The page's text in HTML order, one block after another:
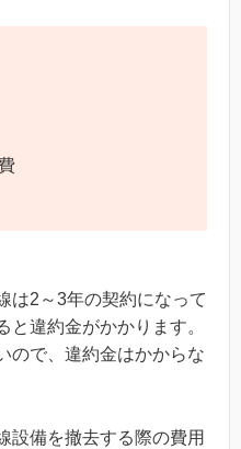
は2～3年の契約になって
と違約金がかかります。
ので、違約金はかからな
設備を撤去する際の費用